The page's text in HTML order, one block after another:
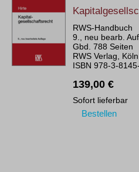
RWS-Handbuch
9., neu bearb.
Gbd. 788 Seiten
RWS Verlag, Köln
ISBN 978-3-
139,00 €
Sofort lieferbar
Bestellen